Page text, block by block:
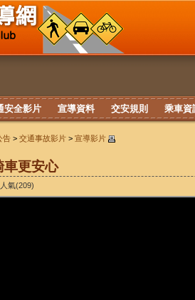
安全影片 宣導資料 交安規則 乘車資
告 > 交通事故影片 > 宣導影片
車更安心
氣(209)